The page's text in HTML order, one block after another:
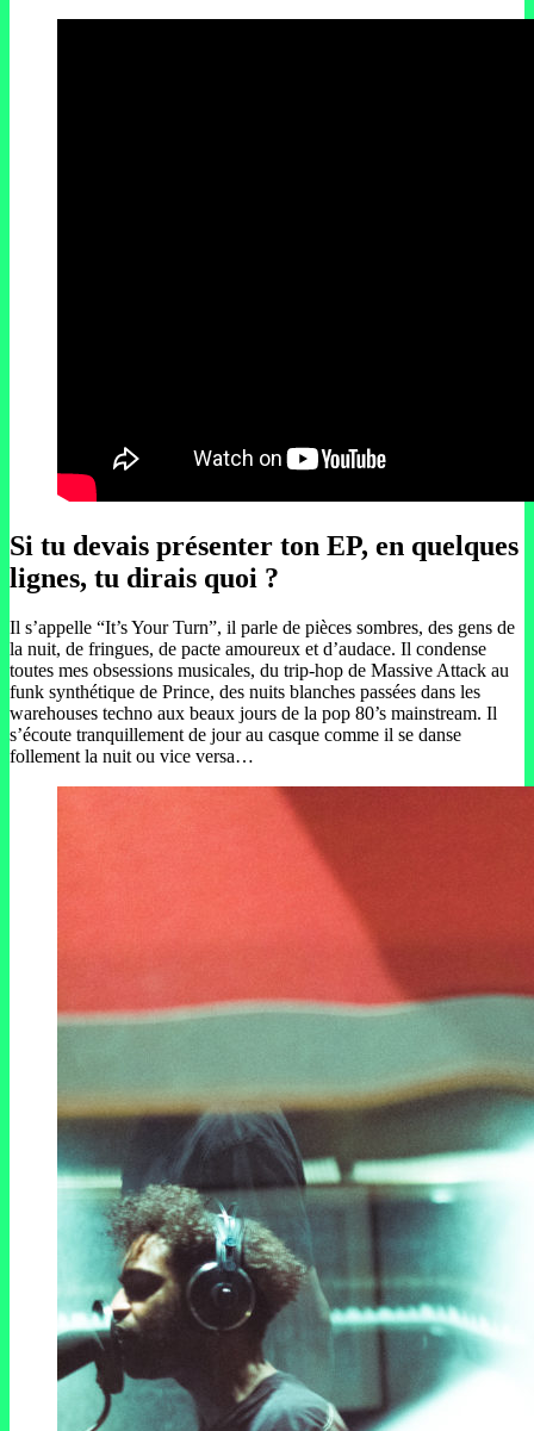
Si tu devais présenter ton EP, en quelques
lignes, tu dirais quoi ?
Il s’appelle “It’s Your Turn”, il parle de pièces sombres, des gens de
la nuit, de fringues, de pacte amoureux et d’audace. Il condense
toutes mes obsessions musicales, du trip-hop de Massive Attack au
funk synthétique de Prince, des nuits blanches passées dans les
warehouses techno aux beaux jours de la pop 80’s mainstream. Il
s’écoute tranquillement de jour au casque comme il se danse
follement la nuit ou vice versa…